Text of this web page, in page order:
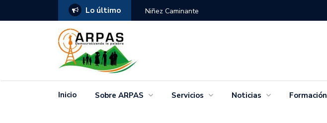
Lo último Niñez Caminante
Inicio Sobre ARPAS Servicios Noticias Formación